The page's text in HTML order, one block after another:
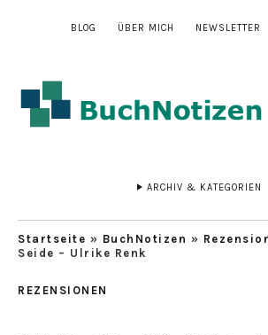
BLOG ÜBER MICH NEWSLETTER
ARCHIV & KATEGORIEN
Startseite » BuchNotizen »
Seide – Ulrike Renk
REZENSIONEN